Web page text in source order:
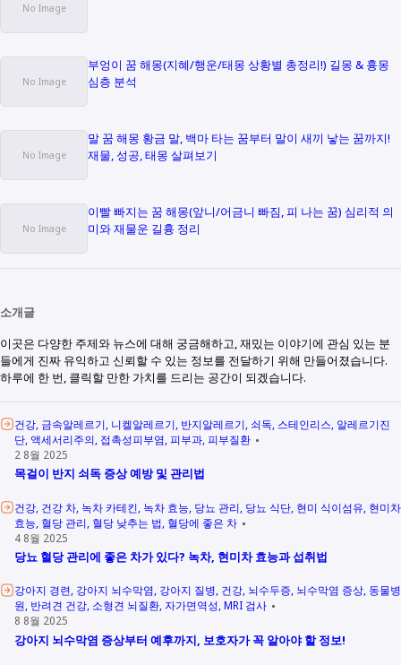
부엉이 꿈 해몽(지혜/행운/태몽 상황별 총정리!) 길몽 & 흉몽
심층 분석
말 꿈 해몽 황금 말, 백마 타는 꿈부터 말이 새끼 낳는 꿈까지!
재물, 성공, 태몽 살펴보기
이빨 빠지는 꿈 해몽(앞니/어금니 빠짐, 피 나는 꿈) 심리적 의
미와 재물운 길흉 정리
소개글
이곳은 다양한 주제와 뉴스에 대해 궁금해하고, 재밌는 이야기에 관심 있는 분
들에게 진짜 유익하고 신뢰할 수 있는 정보를 전달하기 위해 만들어졌습니다.
하루에 한 번, 클릭할 만한 가치를 드리는 공간이 되겠습니다.
건강 금속알레르기 니켈알레르기 반지알레르기 쇠독 스테인리스 알레르기진
단 액세서리주의 접촉성피부염 피부과 피부질환
2 8월 2025
목걸이 반지 쇠독 증상 예방 및 관리법
건강 건강 차 녹차 카테킨 녹차 효능 당뇨 관리 당뇨 식단 현미 식이섬유 현미차
효능 혈당 관리 혈당 낮추는 법 혈당에 좋은 차
4 8월 2025
당뇨 혈당 관리에 좋은 차가 있다? 녹차, 현미차 효능과 섭취법
강아지 경련 강아지 뇌수막염 강아지 질병 건강 뇌수두증 뇌수막염 증상 동물병
원 반려견 건강 소형견 뇌질환 자가면역성 MRI 검사
8 8월 2025
강아지 뇌수막염 증상부터 예후까지, 보호자가 꼭 알아야 할 정보!